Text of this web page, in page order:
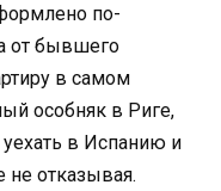
по-
от бывшего
в самом
особняк в Риге,
в Испанию и
не отказывая.